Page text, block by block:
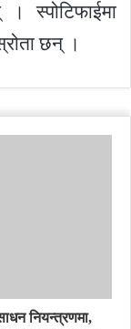
स्पोटिफाईमा
छन् ।
नियन्त्रणमा,